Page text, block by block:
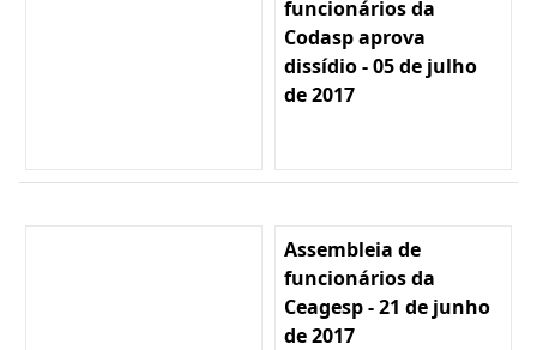
funcionários da
Codasp aprova
dissídio - 05 de julho
de 2017
Assembleia de
funcionários da
Ceagesp - 21 de junho
de 2017